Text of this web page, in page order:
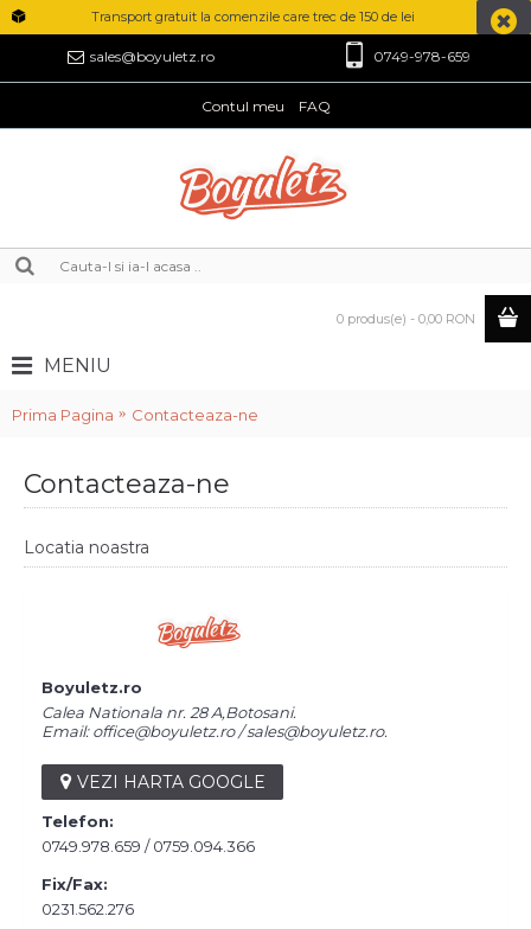
Transport gratuit la comenzile care trec de 150 de lei
sales@boyuletz.ro 0749-978-659
Contul meu FAQ
0 produs(e) - 0,00 RON
MENIU
Prima Pagina Contacteaza-ne
Contacteaza-ne
Locatia noastra
Boyuletz.ro
Calea Nationala nr. 28 A,Botosani.
Email: office@boyuletz.ro / sales@boyuletz.ro.
VEZI HARTA GOOGLE
Telefon:
0749.978.659 / 0759.094.366
Fix/Fax:
0231.562.276